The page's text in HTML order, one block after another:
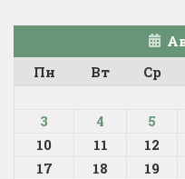
Пн
Вт Ср
3
4 5
10
11 12
17
18 19